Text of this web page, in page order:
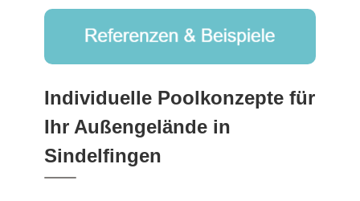
Individuelle Poolkonzepte für
Ihr Außengelände in
Sindelfingen